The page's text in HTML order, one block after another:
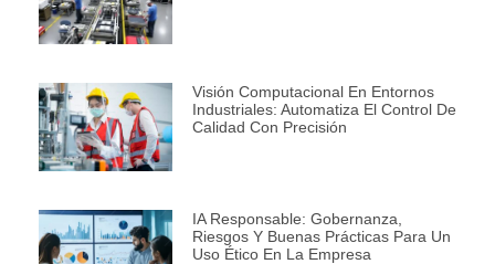
Visión Computacional En Entornos
Industriales: Automatiza El Control De
Calidad Con Precisión
IA Responsable: Gobernanza,
Riesgos Y Buenas Prácticas Para Un
Uso Ético En La Empresa